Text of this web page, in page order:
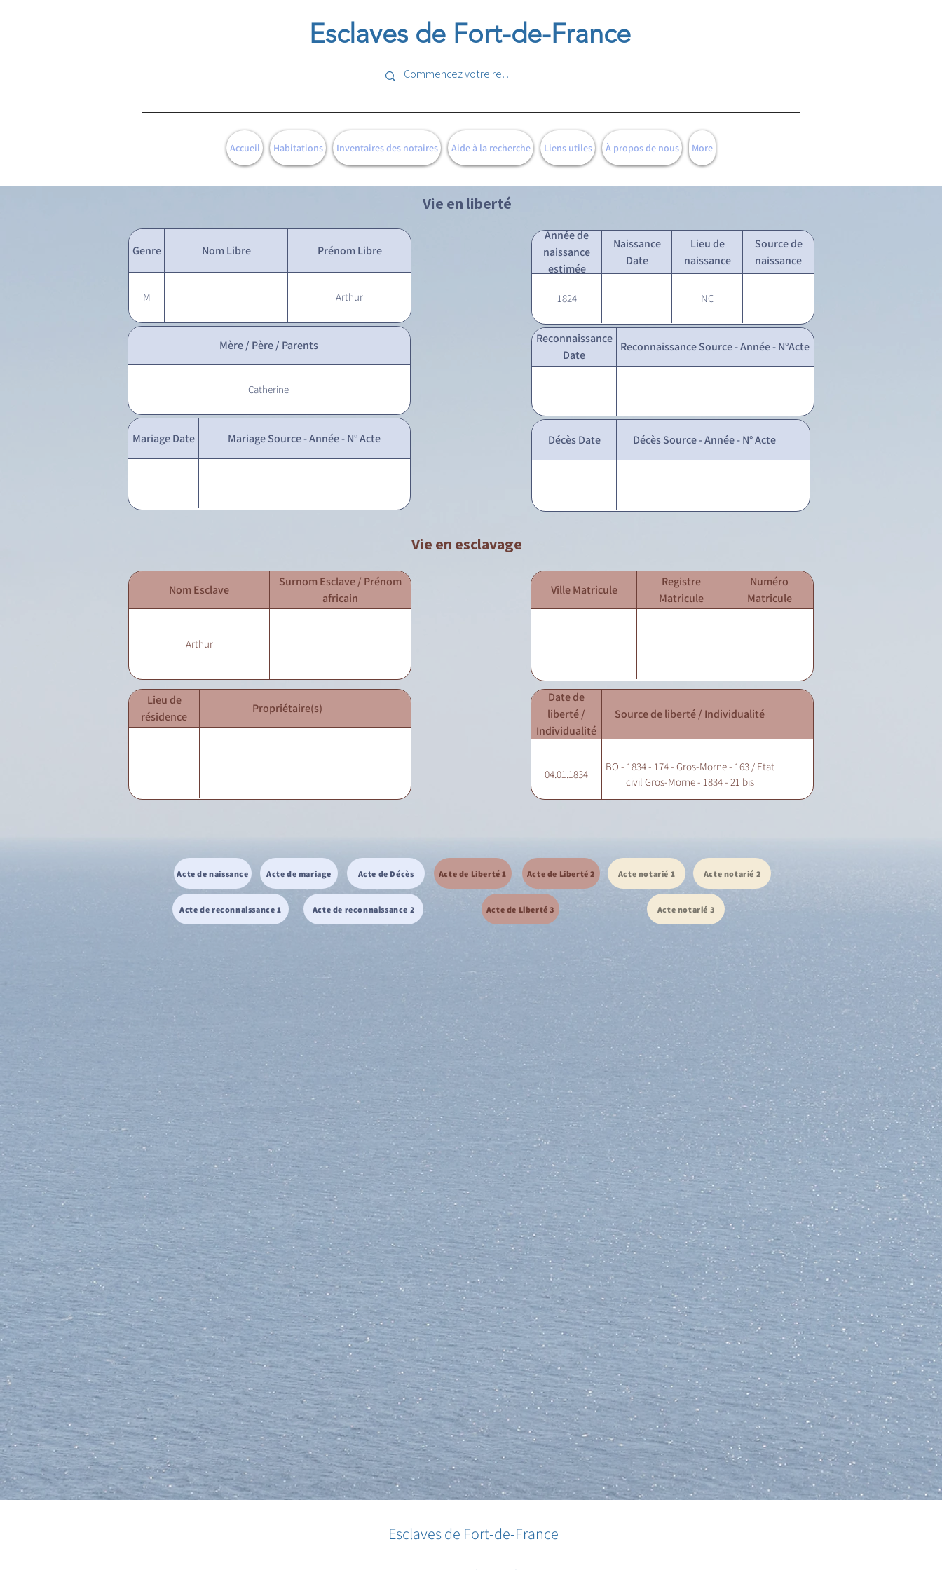
Esclaves de Fort-de-France
Accueil Habitations Inventaires des notaires Aide à la recherche Liens utiles À propos de nous More
Vie en liberté
Genre Nom Libre Prénom Libre
M Arthur
Année de
naissance
estimée
Naissance
Date
Lieu de
naissance
Source de
naissance
1824 NC
Mère / Père / Parents
Catherine
Mariage Date Mariage Source - Année - N° Acte
Reconnaissance
Date
Reconnaissance Source - Année - N°Acte
Décès Date Décès Source - Année - N° Acte
Vie en esclavage
Nom Esclave
Surnom Esclave / Prénom
africain
Arthur
Ville Matricule
Registre
Matricule
Numéro
Matricule
Lieu de
résidence
Propriétaire(s)
Date de
liberté /
Individualité
Source de liberté / Individualité
04.01.1834
BO - 1834 - 174 - Gros-Morne - 163 / Etat
civil Gros-Morne - 1834 - 21 bis
Acte de naissance Acte de mariage Acte de Décès
Acte de reconnaissance 1 Acte de reconnaissance 2
Acte de Liberté 1 Acte de Liberté 2
Acte de Liberté 3
Acte notarié 1 Acte notarié 2
Acte notarié 3
Esclaves de Fort-de-France